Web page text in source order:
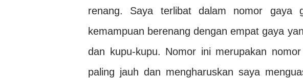
renang. Saya terlibat dalam nomor gaya
kemampuan berenang dengan empat gaya
dan kupu-kupu. Nomor ini merupakan
paling jauh dan mengharuskan saya